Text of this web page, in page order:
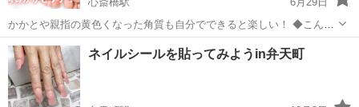
かかとや親指の黄色くなった角質も自分でできると楽しい！ ◆こんな
ことを学べます なぜ角質ガサガサになるのか基礎知識から学べます。
角質ケアのやり方、道具の持ち方やフット器具洗浄の仕方からホーム
ケアまで学べます。 ...
大阪 大阪市 心斎橋駅 ネイル 角質
ネイルシールを貼ってみようin弁天町